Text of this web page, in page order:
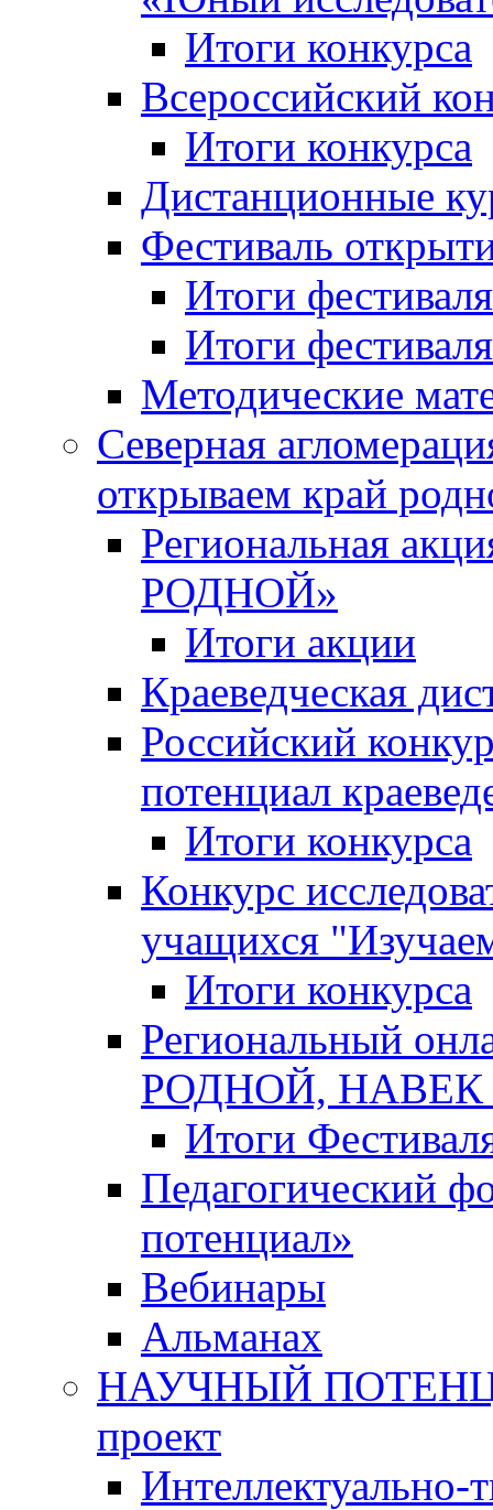
Итоги конкурса
Всероссийский
Итоги конкурса
Дистанционные
Фестиваль
Итоги
Итоги
Методические
Северная
открываем край
Региональная
РОДНОЙ»
Итоги акции
Краеведческая
Российский
потенциал
Итоги конкурса
Конкурс
учащихся
Итоги конкурса
Региональный
РОДНОЙ,
Итоги
Педагогический
потенциал»
Вебинары
Альманах
НАУЧНЫЙ
проект